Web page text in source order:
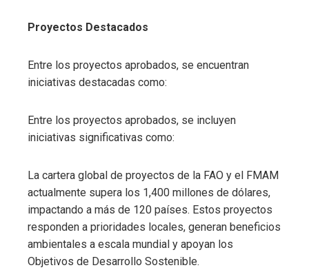
Proyectos Destacados
Entre los proyectos aprobados, se encuentran
iniciativas destacadas como:
Entre los proyectos aprobados, se incluyen
iniciativas significativas como:
La cartera global de proyectos de la FAO y el FMAM
actualmente supera los 1,400 millones de dólares,
impactando a más de 120 países. Estos proyectos
responden a prioridades locales, generan beneficios
ambientales a escala mundial y apoyan los
Objetivos de Desarrollo Sostenible.